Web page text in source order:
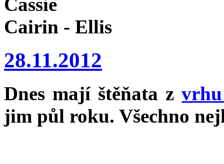
Cairin - Ellis
28.11.2012
Dnes mají štěňata z
jim půl roku. Všechno